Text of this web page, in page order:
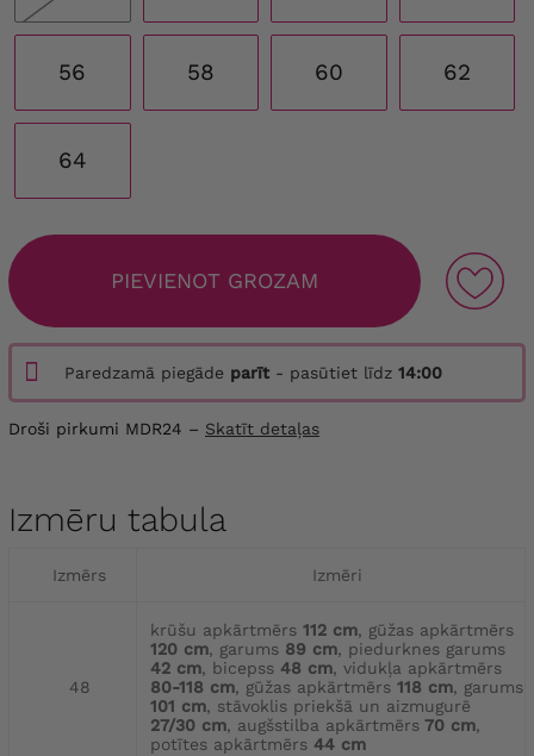
56 58 60 62
64
PIEVIENOT GROZAM
Paredzamā piegāde parīt - pasūtiet līdz 14:00
Droši pirkumi MDR24 – Skatīt detaļas
Izmēru tabula
Izmērs Izmēri
48
krūšu apkārtmērs 112 cm, gūžas apkārtmērs
120 cm, garums 89 cm, piedurknes garums
42 cm, bicepss 48 cm, vidukļa apkārtmērs
80-118 cm, gūžas apkārtmērs 118 cm, garums
101 cm, stāvoklis priekšā un aizmugurē
27/30 cm, augšstilba apkārtmērs 70 cm,
potītes apkārtmērs 44 cm